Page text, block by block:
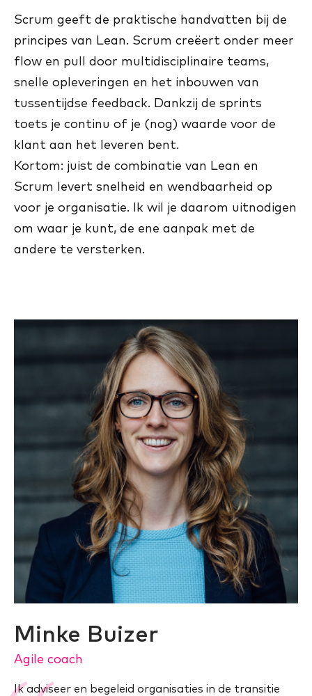
Scrum geeft de praktische handvatten bij de
principes van Lean. Scrum creëert onder meer
flow en pull door multidisciplinaire teams,
snelle opleveringen en het inbouwen van
tussentijdse feedback. Dankzij de sprints
toets je continu of je (nog) waarde voor de
klant aan het leveren bent.
Kortom: juist de combinatie van Lean en
Scrum levert snelheid en wendbaarheid op
voor je organisatie. Ik wil je daarom uitnodigen
om waar je kunt, de ene aanpak met de
andere te versterken.
Minke Buizer
Agile coach
Ik adviseer en begeleid organisaties in de transitie